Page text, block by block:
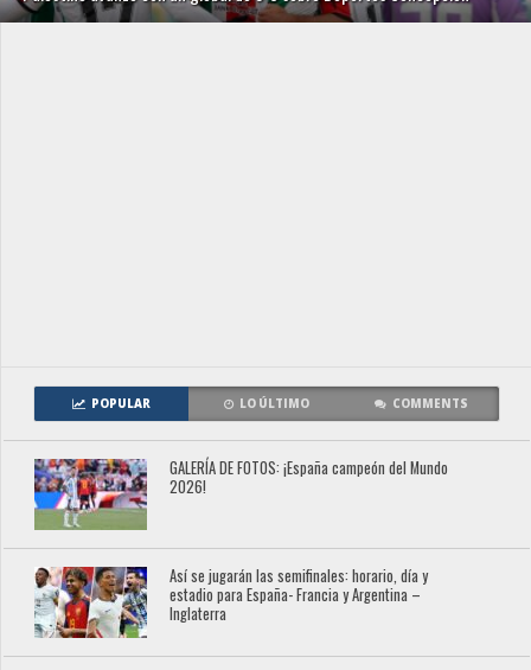
POPULAR LO ÚLTIMO COMMENTS
GALERÍA DE FOTOS: ¡España campeón del Mundo
2026!
Así se jugarán las semifinales: horario, día y
estadio para España- Francia y Argentina –
Inglaterra